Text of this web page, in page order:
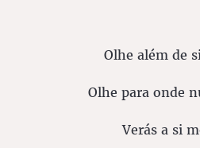
Olhe além de
Olhe para onde
Verás a si